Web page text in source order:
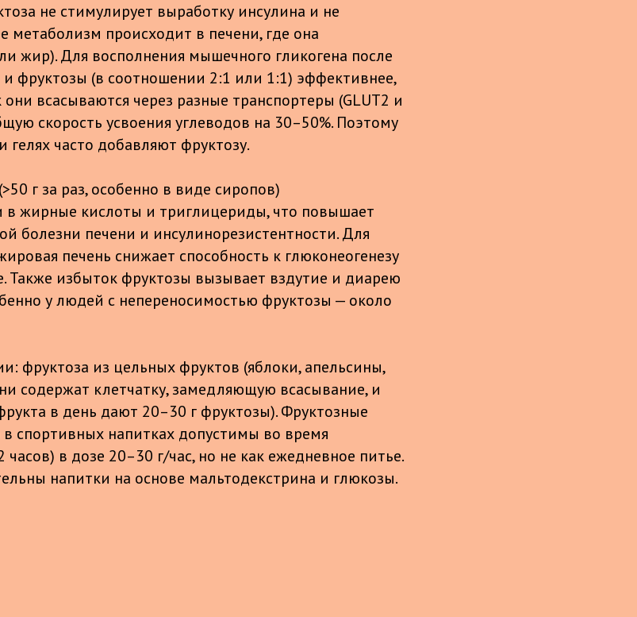
не стимулирует выработку инсулина и не
метаболизм происходит в печени, где она
жир). Для восполнения мышечного гликогена после
фруктозы (в соотношении 2:1 или 1:1) эффективнее,
они всасываются через разные транспортеры (GLUT2 и
скорость усвоения углеводов на 30–50%. Поэтому
гелях часто добавляют фруктозу.
г за раз, особенно в виде сиропов)
в жирные кислоты и триглицериды, что повышает
болезни печени и инсулинорезистентности. Для
печень снижает способность к глюконеогенезу
Также избыток фруктозы вызывает вздутие и диарею
у людей с непереносимостью фруктозы — около
фруктоза из цельных фруктов (яблоки, апельсины,
содержат клетчатку, замедляющую всасывание, и
в день дают 20–30 г фруктозы). Фруктозные
в спортивных напитках допустимы во время
в дозе 20–30 г/час, но не как ежедневное питье.
напитки на основе мальтодекстрина и глюкозы.